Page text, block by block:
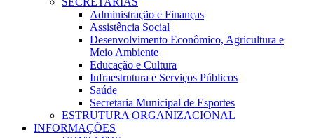
Administração e Finanças
Assistência Social
Desenvolvimento Econômico, Agricultura e
Meio Ambiente
Educação e Cultura
Infraestrutura e Serviços Públicos
Saúde
Secretaria Municipal de Esportes
ESTRUTURA ORGANIZACIONAL
INFORMAÇÕES